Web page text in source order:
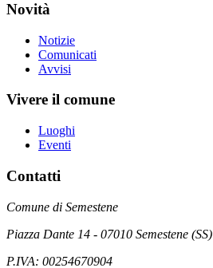
Novità
Notizie
Comunicati
Avvisi
Vivere il comune
Luoghi
Eventi
Contatti
Comune di Semestene
Piazza Dante 14 - 07010 Semestene (SS)
P.IVA: 00254670904